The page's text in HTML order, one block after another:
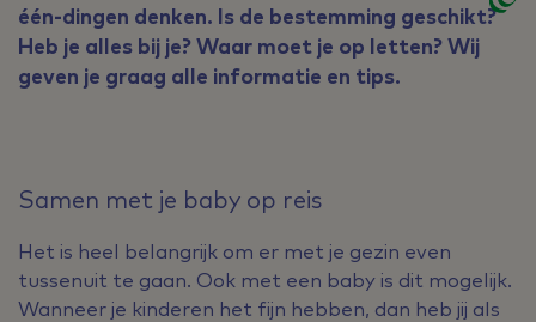
één-dingen denken. Is de bestemming geschikt?
Heb je alles bij je? Waar moet je op letten? Wij
geven je graag alle informatie en tips.
Samen met je baby op reis
Het is heel belangrijk om er met je gezin even
tussenuit te gaan. Ook met een baby is dit mogelijk.
Wanneer je kinderen het fijn hebben, dan heb jij als